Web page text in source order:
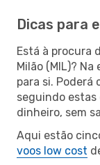
Dicas para
Está à procura
Milão (MIL)?
para si. Poderá
seguindo estas
dinheiro, sem
Aqui estão
voos low cost